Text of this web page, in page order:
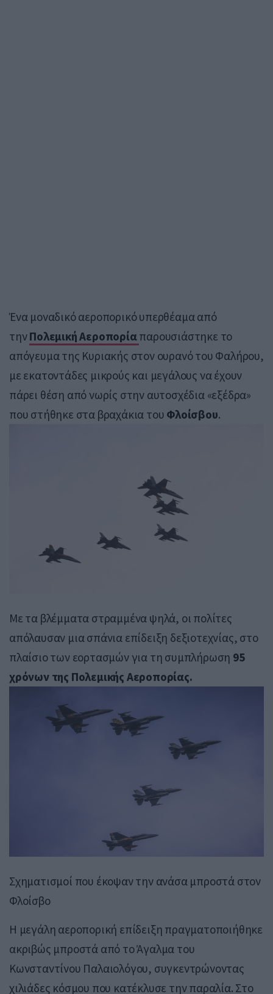
Ένα μοναδικό αεροπορικό υπερθέαμα από
τηνΠολεμική Αεροπορίαπαρουσιάστηκε το
απόγευμα της Κυριακής στον ουρανό του Φαλήρου,
με εκατοντάδες μικρούς και μεγάλους να έχουν
πάρει θέση από νωρίς στην αυτοσχέδια «εξέδρα»
που στήθηκε στα βραχάκια του Φλοίσβου.
Με τα βλέμματα στραμμένα ψηλά, οι πολίτες
απόλαυσαν μια σπάνια επίδειξη δεξιοτεχνίας, στο
πλαίσιο των εορτασμών για τη συμπλήρωση 95
χρόνων της Πολεμικής Αεροπορίας.
Σχηματισμοί που έκοψαν την ανάσα μπροστά στον
Φλοίσβο
Η μεγάλη αεροπορική επίδειξη πραγματοποιήθηκε
ακριβώς μπροστά από το Άγαλμα του
Κωνσταντίνου Παλαιολόγου, συγκεντρώνοντας
χιλιάδες κόσμου που κατέκλυσε την παραλία. Στο